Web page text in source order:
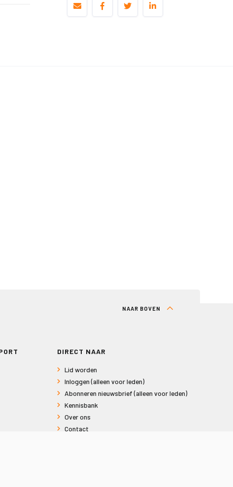
NAAR BOVEN
DIRECT NAAR
Lid worden
Inloggen (alleen voor leden)
Abonneren nieuwsbrief (alleen voor leden)
Kennisbank
Over ons
Contact